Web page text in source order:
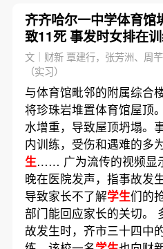
齐齐哈尔一中学体育馆
致11死 事发时女排在
（更新）
文｜财新 覃建行，张芳洲、周
（实习）
与体育馆毗邻的附属综合
将珍珠岩堆置体育馆屋顶
水增重，导致屋顶坍塌。
内训练，受伤和遇难的多
生…… 广为流传的视频显
晚在医院发声，指事故发
导致家长不了解学生们的
部门能回应家长的关切。
故发生时，齐市三十四中